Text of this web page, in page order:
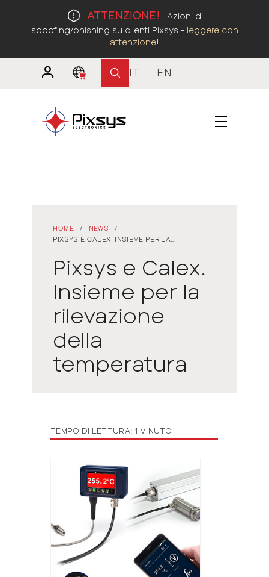
ATTENZIONE!
Azioni di
spoofing/phishing su clienti Pixsys – leggere con
attenzione!
IT EN
HOME / NEWS
/
PIXSYS E CALEX. INSIEME PER LA
CONTATTO
Pixsys e Calex.
Insieme per la
rilevazione
della
temperatura
TEMPO DI LETTURA: 1 MINUTO